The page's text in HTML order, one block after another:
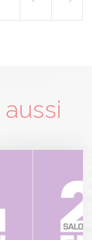
aussi